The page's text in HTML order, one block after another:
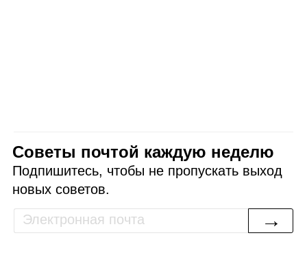
Советы почтой каждую неделю
Подпишитесь, чтобы не пропускать выход
новых советов.
→